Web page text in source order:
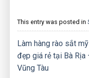
This entry was posted in
Làm hàng rào sắt
đẹp giá rẻ tại Bà Rịa
Vũng Tàu